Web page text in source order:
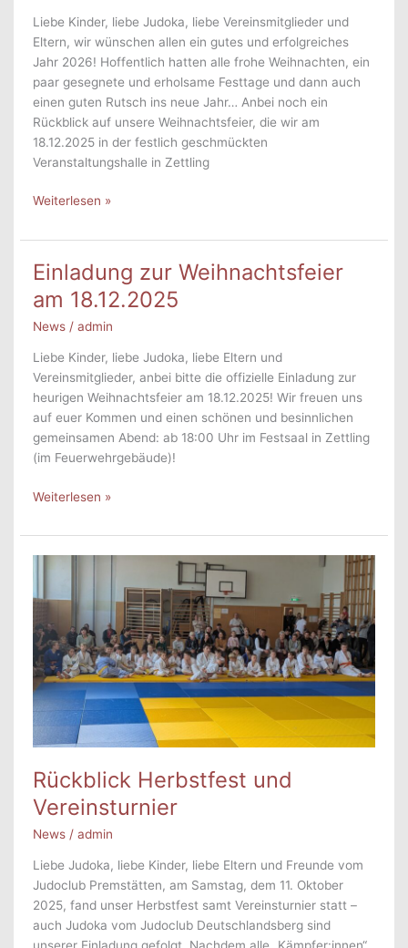
Liebe Kinder, liebe Judoka, liebe Vereinsmitglieder und
Eltern, wir wünschen allen ein gutes und erfolgreiches
Jahr 2026! Hoffentlich hatten alle frohe Weihnachten, ein
paar gesegnete und erholsame Festtage und dann auch
einen guten Rutsch ins neue Jahr… Anbei noch ein
Rückblick auf unsere Weihnachtsfeier, die wir am
18.12.2025 in der festlich geschmückten
Veranstaltungshalle in Zettling
Prosit
&
Weihnachtsfeier
Weiterlesen »
Einladung zur Weihnachtsfeier
am 18.12.2025
News /admin
Liebe Kinder, liebe Judoka, liebe Eltern und
Vereinsmitglieder, anbei bitte die offizielle Einladung zur
heurigen Weihnachtsfeier am 18.12.2025! Wir freuen uns
auf euer Kommen und einen schönen und besinnlichen
gemeinsamen Abend: ab 18:00 Uhr im Festsaal in Zettling
(im Feuerwehrgebäude)!
Einladung
Weihnachtsfeier
am
Weiterlesen »
Rückblick Herbstfest und
Vereinsturnier
News /admin
Liebe Judoka, liebe Kinder, liebe Eltern und Freunde vom
Judoclub Premstätten, am Samstag, dem 11. Oktober
2025, fand unser Herbstfest samt Vereinsturnier statt –
auch Judoka vom Judoclub Deutschlandsberg sind